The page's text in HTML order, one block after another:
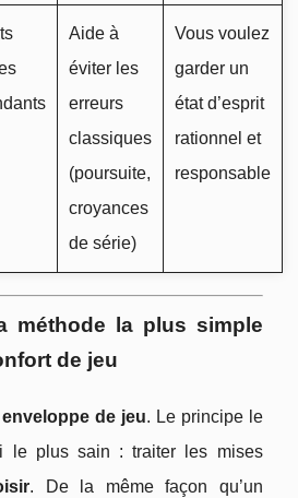
Aide à
éviter les
erreurs
classiques
(poursuite,
croyances
de série)
Vous voulez
garder un
état d’esprit
rationnel et
responsable
méthode la plus simple
de jeu
enveloppe de jeu. Le principe le
le plus sain : traiter les mises
. De la même façon qu’un